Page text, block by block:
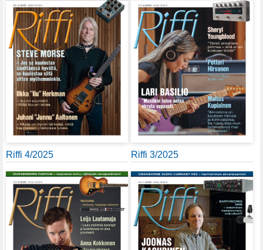
Riffi 4/2025 Riffi 3/2025